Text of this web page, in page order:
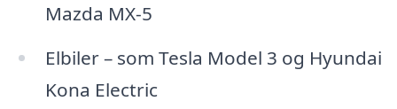
Mazda MX-5
Elbiler – som Tesla Model 3 og Hyundai
Kona Electric